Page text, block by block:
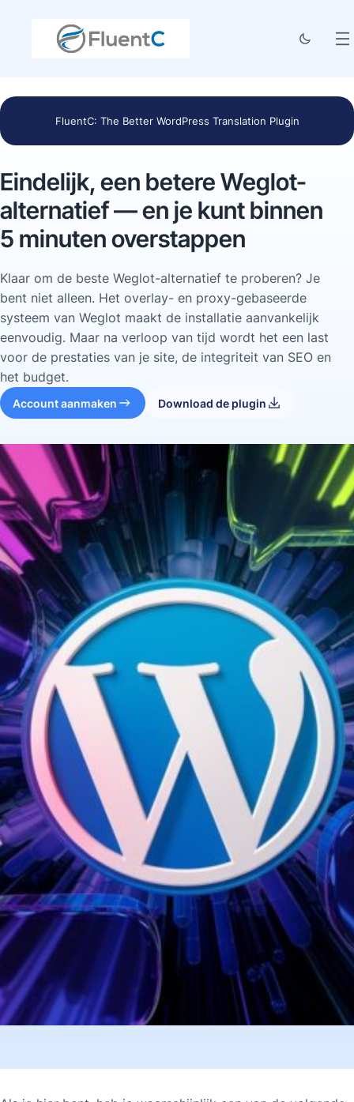
FluentC: The Better WordPress Translation Plugin
Eindelijk, een betere Weglot-
alternatief — en je kunt binnen
5 minuten overstappen
Klaar om de beste Weglot-alternatief te proberen? Je
bent niet alleen. Het overlay- en proxy-gebaseerde
systeem van Weglot maakt de installatie aanvankelijk
eenvoudig. Maar na verloop van tijd wordt het een last
voor de prestaties van je site, de integriteit van SEO en
het budget.
Account aanmaken Download de plugin